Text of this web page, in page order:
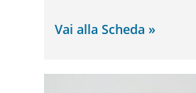
Vai alla Scheda »